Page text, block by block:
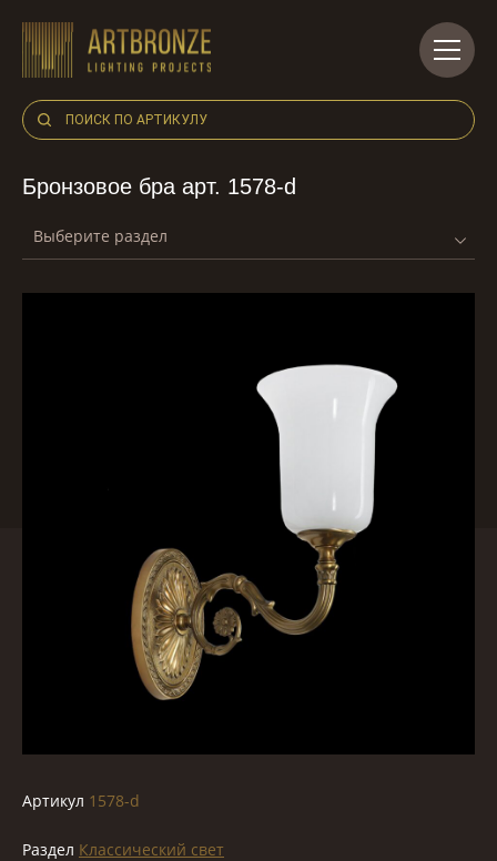
content
Бронзовое бра арт. 1578-d
Выберите раздел
Артикул 1578-d
Раздел Классический свет